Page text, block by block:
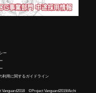
ー
利用に関するガイドライン
©Project Vanguard2019/Aichi